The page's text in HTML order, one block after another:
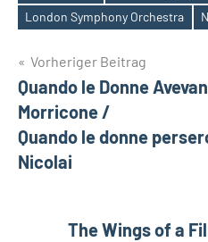
Schlagwörter
London Symphony Orchestra
Vorheriger Beitrag
Quando le Donne
Morricone /
Quando le donne
Nicolai
The Wings of a